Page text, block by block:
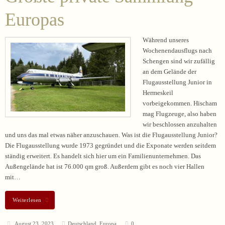
Europas
Während unseres
Wochenendausflugs nach
Schengen sind wir zufällig
an dem Gelände der
Flugausstellung Junior in
Hermeskeil
vorbeigekommen. Hischam
mag Flugzeuge, also haben
wir beschlossen anzuhalten
und uns das mal etwas näher anzuschauen. Was ist die Flugausstellung Junior?
Die Flugausstellung wurde 1973 gegründet und die Exponate werden seitdem
ständig erweitert. Es handelt sich hier um ein Familienunternehmen. Das
Außengelände hat ist 76.000 qm groß. Außerdem gibt es noch vier Hallen
mit…
Weiterlesen
August 23, 2023 Deutschland ,Europa 0